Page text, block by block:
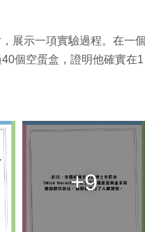
展示一項實驗過程。在一個
個空蛋盒，證明他確實在1
+9